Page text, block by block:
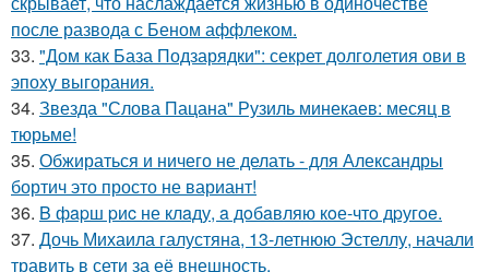
после развода с Беном аффлеком.
33. "Дом как База Подзарядки": секрет долголетия ови в
эпоху выгорания.
34. Звезда "Слова Пацана" Рузиль минекаев: месяц в
тюрьме!
35. Обжираться и ничего не делать - для Александры
бортич это просто не вариант!
36. B фapш pиc не клaду, a дoбaвляю кoе-чтo дpугoe.
37. Дочь Михаила галустяна, 13-летнюю Эстеллу, начали
травить в сети за её внешность.